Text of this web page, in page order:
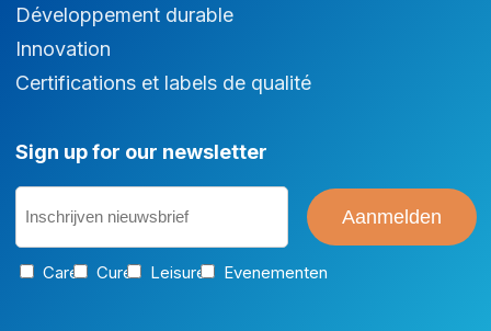
Développement durable
Innovation
Certifications et labels de qualité
Sign up for our newsletter
Inschrijven
nieuwsbrief
Categorie
Care Cure Leisure Evenementen